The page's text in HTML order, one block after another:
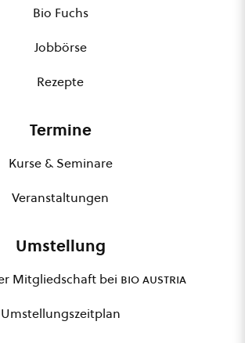
Bio Fuchs
Jobbörse
Rezepte
Termine
Kurse & Seminare
Veranstaltungen
Umstellung
Mitgliedschaft bei bio austria
Umstellungszeitplan